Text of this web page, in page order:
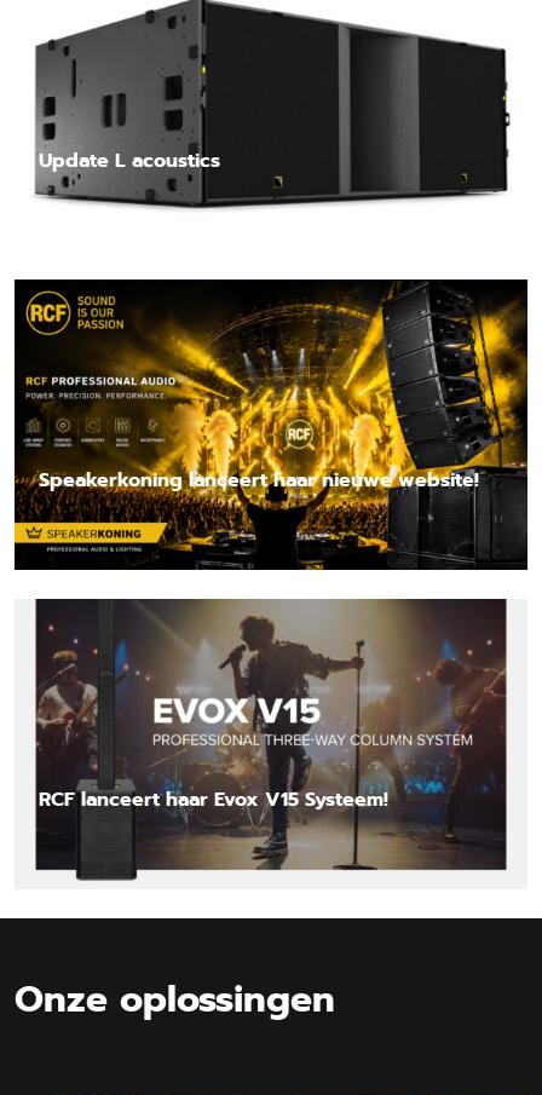
Update L acoustics
Speakerkoning lanceert haar nieuwe website!
Lees nieuwsbericht
RCF lanceert haar Evox V15 Systeem!
Lees nieuwsbericht
Onze oplossingen